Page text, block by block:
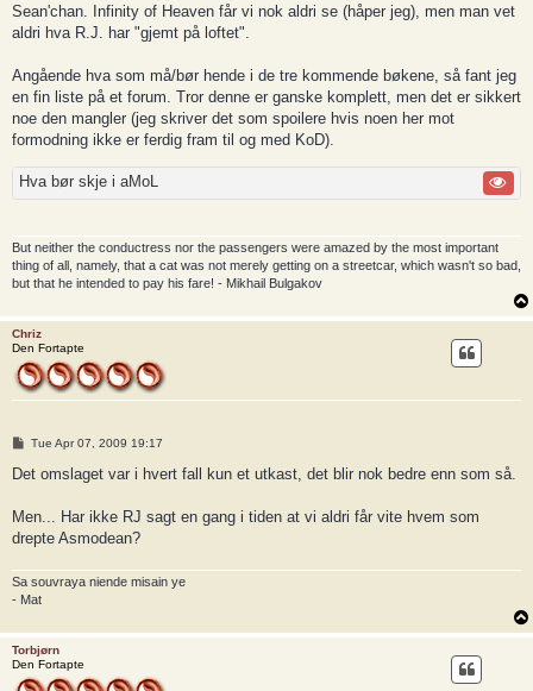
Sean'chan. Infinity of Heaven får vi nok aldri se (håper jeg), men man vet
aldri hva R.J. har "gjemt på loftet".
Angående hva som må/bør hende i de tre kommende bøkene, så fant jeg
en fin liste på et forum. Tror denne er ganske komplett, men det er sikkert
noe den mangler (jeg skriver det som spoilere hvis noen her mot
formodning ikke er ferdig fram til og med KoD).
Hva bør skje i aMoL
But neither the conductress nor the passengers were amazed by the most important
thing of all, namely, that a cat was not merely getting on a streetcar, which wasn't so bad,
but that he intended to pay his fare! - Mikhail Bulgakov
Chriz
Den Fortapte
P
s
Tue Apr 07, 2009 19:17
Det omslaget var i hvert fall kun et utkast, det blir nok bedre enn som så.
Men... Har ikke RJ sagt en gang i tiden at vi aldri får vite hvem som
drepte Asmodean?
Sa souvraya niende misain ye
- Mat
Torbjørn
Den Fortapte